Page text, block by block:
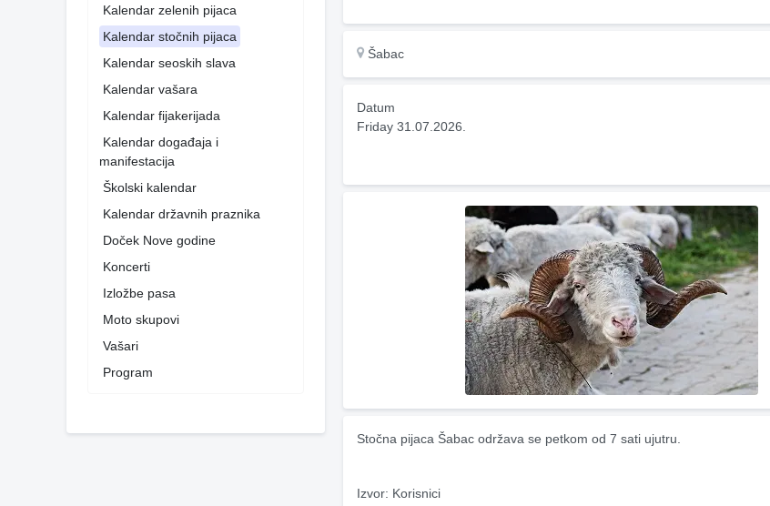
Kalendar zelenih pijaca
Kalendar stočnih pijaca
Kalendar seoskih slava
Kalendar vašara
Kalendar fijakerijada
Kalendar događaja i
manifestacija
Školski kalendar
Kalendar državnih praznika
Doček Nove godine
Koncerti
Izložbe pasa
Moto skupovi
Vašari
Program
Šabac
Datum
Friday 31.07.2026.
Stočna pijaca Šabac održava se petkom od 7 sati ujutru.
Izvor: Korisnici